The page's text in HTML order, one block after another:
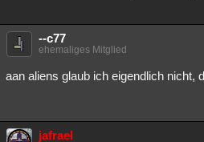
--c77
ehemaliges Mitglied
aan aliens glaub ich eigendlich nicht,
jafrael